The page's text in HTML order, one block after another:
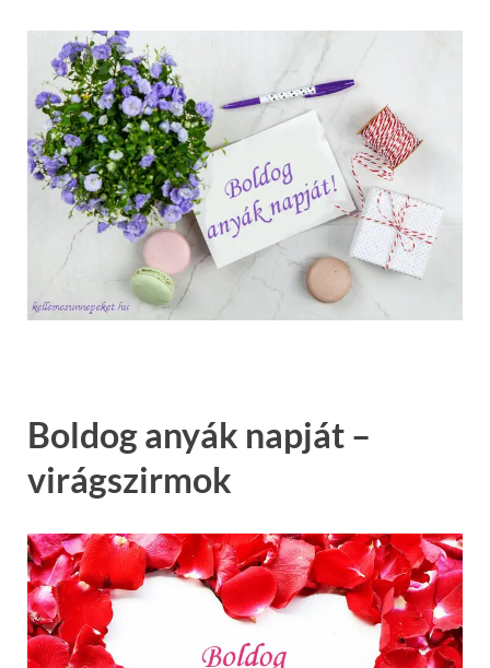
Boldog anyák napját –
virágszirmok